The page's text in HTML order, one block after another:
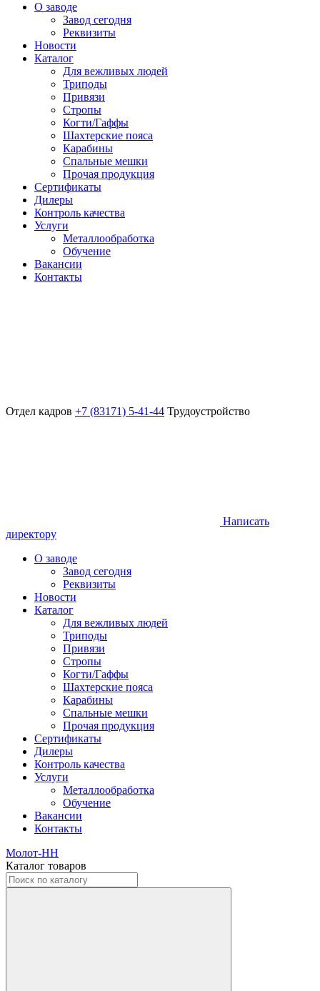
О заводе
Завод сегодня
Реквизиты
Новости
Каталог
Для вежливых людей
Триподы
Привязи
Стропы
Когти/Гаффы
Шахтерские пояса
Карабины
Спальные мешки
Прочая продукция
Сертификаты
Дилеры
Контроль качества
Услуги
Металлообработка
Обучение
Вакансии
Контакты
Отдел кадров +7 (83171) 5-41-44 Трудоустройство
Написать
директору
О заводе
Завод сегодня
Реквизиты
Новости
Каталог
Для вежливых людей
Триподы
Привязи
Стропы
Когти/Гаффы
Шахтерские пояса
Карабины
Спальные мешки
Прочая продукция
Сертификаты
Дилеры
Контроль качества
Услуги
Металлообработка
Обучение
Вакансии
Контакты
Молот-НН
Каталог товаров